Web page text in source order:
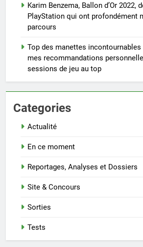
Karim Benzema, Ballon d’Or 2022,
PlayStation qui ont profondément
parcours
Top des manettes incontournables
mes recommandations
sessions de jeu au top
Categories
Actualité
En ce moment
Reportages, Analyses et Dossiers
Site & Concours
Sorties
Tests